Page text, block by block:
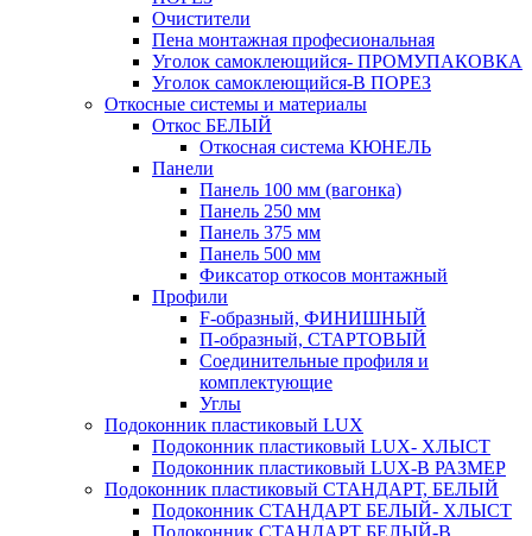
Очистители
Пена монтажная професиональная
Уголок самоклеющийся- ПРОМУПАКОВКА
Уголок самоклеющийся-В ПОРЕЗ
Откосные системы и материалы
Откос БЕЛЫЙ
Откосная система КЮНЕЛЬ
Панели
Панель 100 мм (вагонка)
Панель 250 мм
Панель 375 мм
Панель 500 мм
Фиксатор откосов монтажный
Профили
F-образный, ФИНИШНЫЙ
П-образный, СТАРТОВЫЙ
Соединительные профиля и
комплектующие
Углы
Подоконник пластиковый LUX
Подоконник пластиковый LUX- ХЛЫСТ
Подоконник пластиковый LUX-В РАЗМЕР
Подоконник пластиковый СТАНДАРТ, БЕЛЫЙ
Подоконник СТАНДАРТ БЕЛЫЙ- ХЛЫСТ
Подоконник СТАНДАРТ БЕЛЫЙ-В